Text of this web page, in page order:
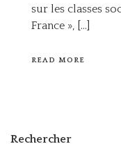
sur les classes
France », […]
READ MORE
Rechercher